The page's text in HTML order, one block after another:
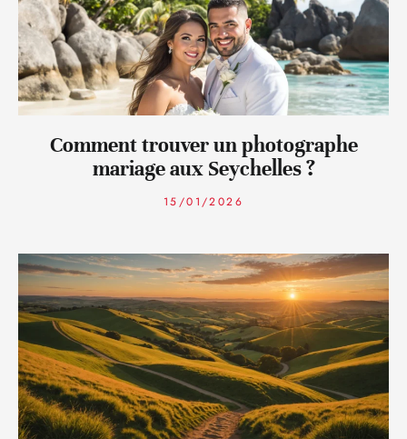
Comment trouver un photographe
mariage aux Seychelles ?
15/01/2026